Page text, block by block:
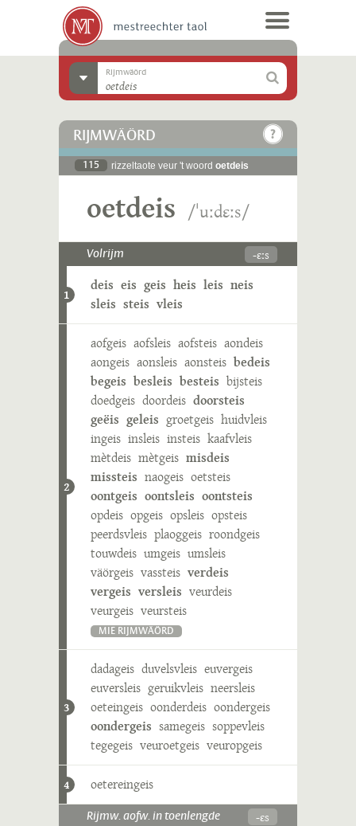
Rijmwäörd
RIJMWÄÖRD
115 rizzeltaote veur 't woord oetdeis
oetdeis /ˈuːdɛːs/
Volrijm -ɛːs
1
deis eis geis heis leis neis
sleis steis vleis
2
aofgeis aofsleis aofsteis aondeis
aongeis aonsleis aonsteis bedeis
begeis besleis besteis bijsteis
doedgeis doordeis doorsteis
geëis geleis groetgeis huidvleis
ingeis insleis insteis kaafvleis
mètdeis mètgeis misdeis
missteis naogeis oetsteis
oontgeis oontsleis oontsteis
opdeis opgeis opsleis opsteis
peerdsvleis plaoggeis roondgeis
touwdeis umgeis umsleis
väörgeis vassteis verdeis
vergeis versleis veurdeis
veurgeis veursteis
MIE RIJMWÄÖRD
3
dadageis duvelsvleis euvergeis
euversleis geruikvleis neersleis
oeteingeis oonderdeis oondergeis
oondergeis samegeis soppevleis
tegegeis veuroetgeis veuropgeis
4 oetereingeis
Rijmw. aofw. in toenlengde -ɛs